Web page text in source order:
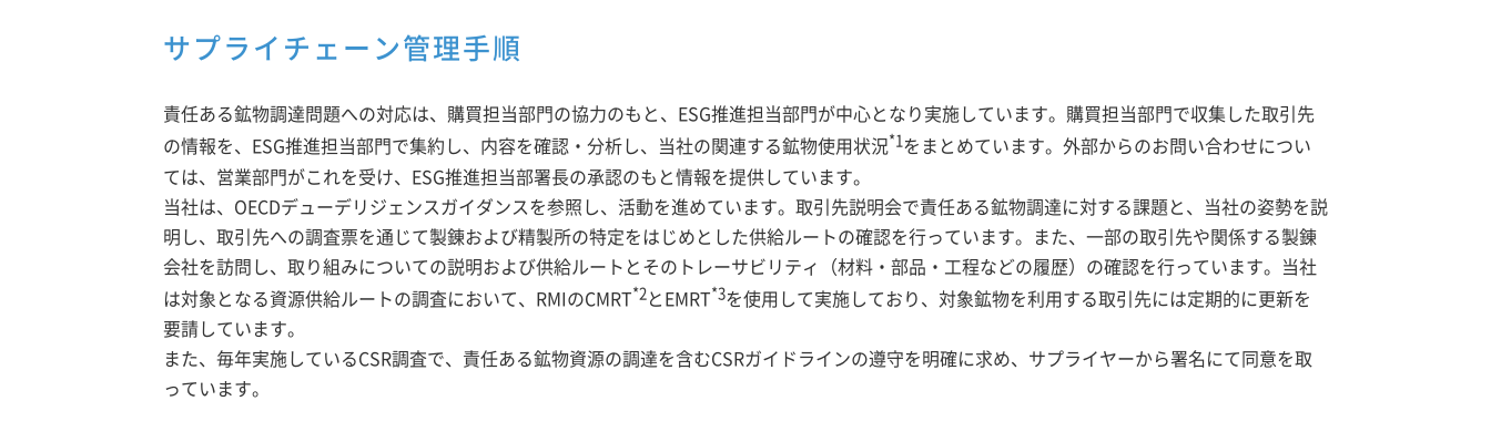
サプライチェーン管理手順
責任ある鉱物調達問題への対応は、購買担当部門の協力のもと、ESG推進担当部門が中心となり実施しています。購買担当部門で収集した取引先
の情報を、ESG推進担当部門で集約し、内容を確認・分析し、当社の関連する鉱物使用状況*1をまとめています。外部からのお問い合わせについ
ては、営業部門がこれを受け、ESG推進担当部署長の承認のもと情報を提供しています。
当社は、OECDデューデリジェンスガイダンスを参照し、活動を進めています。取引先説明会で責任ある鉱物調達に対する課題と、当社の姿勢を説
明し、取引先への調査票を通じて製錬および精製所の特定をはじめとした供給ルートの確認を行っています。また、一部の取引先や関係する製錬
会社を訪問し、取り組みについての説明および供給ルートとそのトレーサビリティ（材料・部品・工程などの履歴）の確認を行っています。当社
は対象となる資源供給ルートの調査において、RMIのCMRT*2とEMRT*3を使用して実施しており、対象鉱物を利用する取引先には定期的に更新を
要請しています。
また、毎年実施しているCSR調査で、責任ある鉱物資源の調達を含むCSRガイドラインの遵守を明確に求め、サプライヤーから署名にて同意を取
っています。